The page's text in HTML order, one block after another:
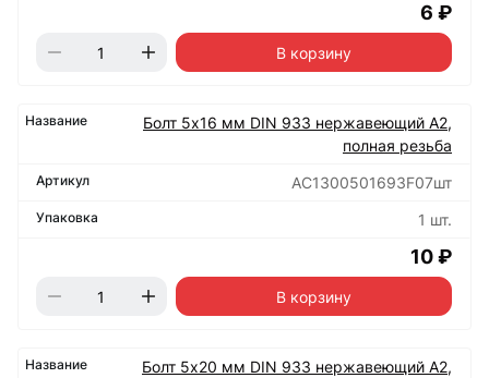
6 ₽
В корзину
Болт 5х16 мм DIN 933 нержавеющий А2,
полная резьба
АС1300501693F07шт
1 шт.
10 ₽
В корзину
Болт 5х20 мм DIN 933 нержавеющий А2,